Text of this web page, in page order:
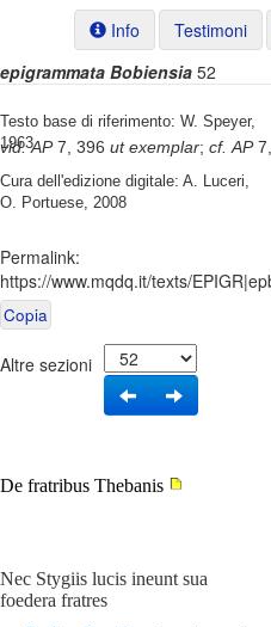
Info Testimoni
epigrammata Bobiensia 52
Testo base di riferimento: W. Speyer,
1963
Cura dell'edizione digitale: A. Luceri,
O. Portuese, 2008
Permalink:
https://www.mqdq.it/texts/
Copia
Altre sezioni
De fratribus Thebanis
Nec Stygiis lucis ineunt sua
foedera fratres
vid. AP7, 396 ut exemplar; cf. AP